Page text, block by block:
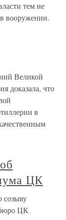
тем не
вооружении.
Великой
доказала, что
в
ЦК
созыву
ЦК